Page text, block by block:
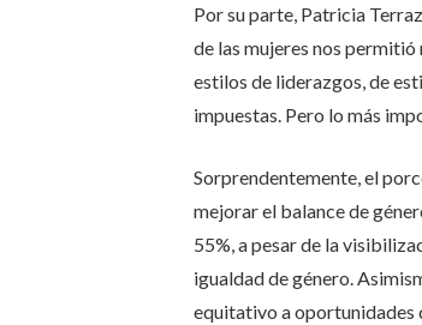
Por su parte, Patricia
de las mujeres nos
estilos de liderazgos, de
impuestas. Pero lo más
Sorprendentemente, el
mejorar el balance de
55%, a pesar de la
igualdad de género.
equitativo a oportunidades